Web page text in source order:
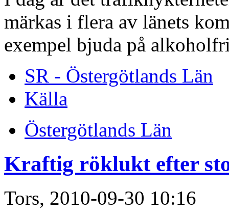
märkas i flera av länets
exempel bjuda på
SR - Östergötlands Län
Källa
Östergötlands Län
Kraftig röklukt efter
Tors, 2010-09-30 10:16